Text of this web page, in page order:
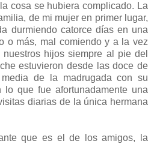
cosa se hubiera complicado. La
de mi mujer en primer lugar,
durmiendo catorce días en una
o más, mal comiendo y a la vez
nuestros hijos siempre al pie del
estuvieron desde las doce de
de la madrugada con su
lo que fue afortunadamente una
diarias de la única hermana
que es el de los amigos, la